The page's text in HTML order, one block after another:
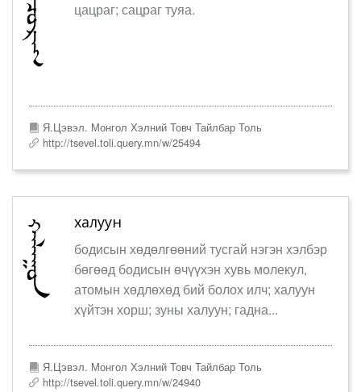
цацраг; сацраг туяа.
Я.Цэвэл. Монгол Хэлний Товч Тайлбар Толь
http://tsevel.toli.query.mn/w/25494
халуун
бодисын хөдөлгөөний тусгай нэгэн хэлбэр
бөгөөд бодисын өчүүхэн хувь молекул,
атомын хөдлөхөд бий болох илч; халуун
хүйтэн хорш; зуны халуун; гадна...
Я.Цэвэл. Монгол Хэлний Товч Тайлбар Толь
http://tsevel.toli.query.mn/w/24940